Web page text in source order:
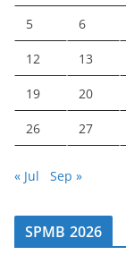
5 6
12 13
19 20
26 27
« Jul Sep »
SPMB 2026